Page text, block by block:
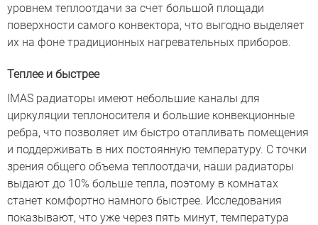
уровнем теплоотдачи за счет большой площади
поверхности самого конвектора, что выгодно выделяет
их на фоне традиционных нагревательных приборов.
Теплее и быстрее
IMAS радиаторы имеют небольшие каналы для
циркуляции теплоносителя и большие конвекционные
ребра, что позволяет им быстро отапливать помещения
и поддерживать в них постоянную температуру. С точки
зрения общего объема теплоотдачи, наши радиаторы
выдают до 10% больше тепла, поэтому в комнатах
станет комфортно намного быстрее. Исследования
показывают, что уже через пять минут, температура